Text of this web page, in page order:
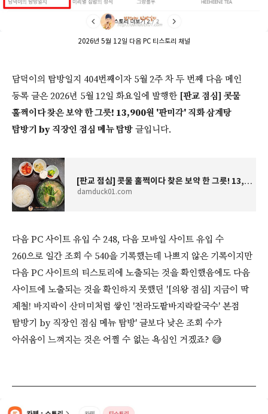
2026년 5월 12일 다음 PC 티스토리 채널
담덕이의 탐방일지 404번째이자 5월 2주 차 두 번째 다음 메인
등록 글은 2026년 5월 12일 화요일에 발행한 [판교 점심] 콧물
훌쩍이다 찾은 보약 한 그릇! 13,900원 '판미각' 직화 삼계탕
탐방기 by 직장인 점심 메뉴 탐방 글입니다.
[판교 점심] 콧물 훌쩍이다 찾은 보약 한 그릇! 13,900원 '판미각' 직화 삼계탕 탐방기 by 직장인 점
damduck01.com
다음 PC 사이트 유입 수 248, 다음 모바일 사이트 유입 수
260으로 일간 조회 수 540을 기록했는데 나쁘지 않은 기록이지만
다음 PC 사이트의 티스토리에 노출되는 것을 확인했음에도 다음
사이트에 노출되는 것을 확인하지 못했던 '[의왕 점심] 지금이 딱
제철! 바지락이 산더미처럼 쌓인 '전라도팥바지락칼국수' 본점
탐방기 by 직장인 점심 메뉴 탐방' 글보다 낮은 조회 수가
아쉬움이 느껴지는 것은 어쩔 수 없는 욕심인 거겠죠? 😅